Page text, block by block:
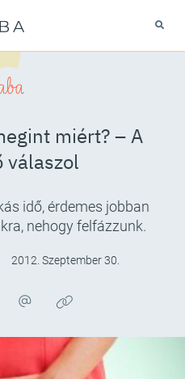
miért? – A
válaszol
idő, érdemes jobban
nehogy felfázzunk.
2012. Szeptember 30.